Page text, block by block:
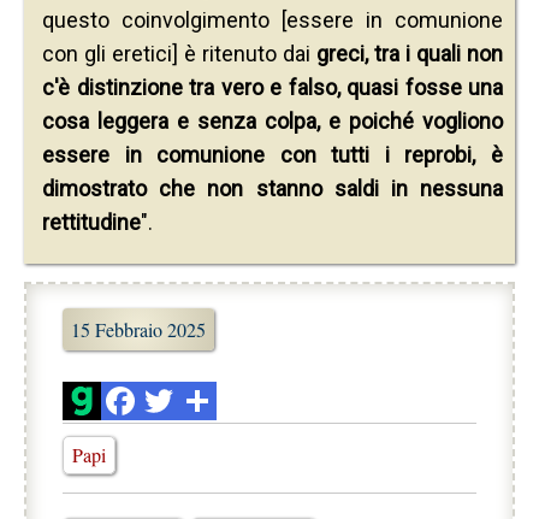
questo coinvolgimento [essere in comunione
con gli eretici] è ritenuto dai greci, tra i quali non
c'è distinzione tra vero e falso, quasi fosse una
cosa leggera e senza colpa, e poiché vogliono
essere in comunione con tutti i reprobi, è
dimostrato che non stanno saldi in nessuna
rettitudine".
15 Febbraio 2025
Papi